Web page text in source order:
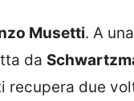
Musetti. A
da
recupera due